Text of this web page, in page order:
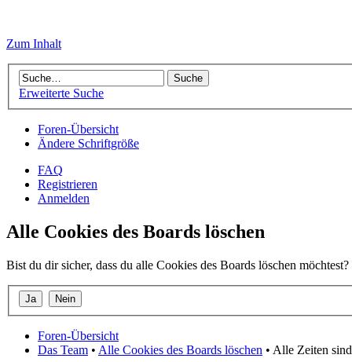
Zum Inhalt
Erweiterte Suche
Foren-Übersicht
Ändere Schriftgröße
FAQ
Registrieren
Anmelden
Alle Cookies des Boards löschen
Bist du dir sicher, dass du alle Cookies des Boards löschen möchtest?
Foren-Übersicht
Das Team • Alle Cookies des Boards löschen • Alle Zeiten